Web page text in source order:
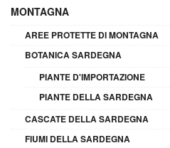
MONTAGNA
AREE PROTETTE DI MONTAGNA
BOTANICA SARDEGNA
PIANTE D'IMPORTAZIONE
PIANTE DELLA SARDEGNA
CASCATE DELLA SARDEGNA
FIUMI DELLA SARDEGNA